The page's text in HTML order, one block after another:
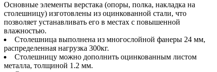
Основные элементы верстака (опоры, полка, накладка на
столешницу) изготовлены из оцинкованной стали, что
позволяет устанавливать его в местах с повышенной
влажностью.
Столешница выполнена из многослойной фанеры 24 мм,
распределенная нагрузка 300кг.
Столешницу можно дополнить оцинкованным листом
металла, толщиной 1.2 мм.